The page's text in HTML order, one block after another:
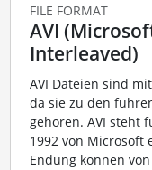
FILE FORMAT
AVI
Interleaved)
AVI Dateien sind
da sie zu den
gehören. AVI steht
1992 von Microsoft
Endung können